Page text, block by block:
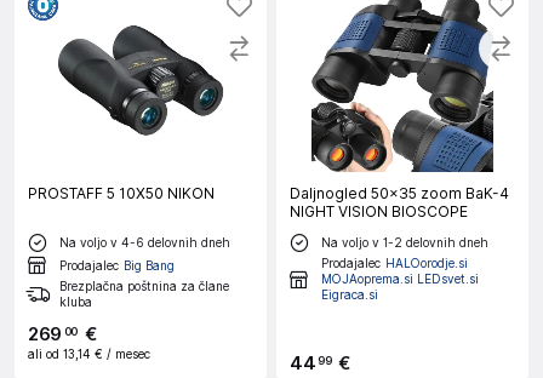
PROSTAFF 5 10X50 NIKON
Na voljo v 4-6 delovnih dneh
Prodajalec Big Bang
Brezplačna poštnina za člane
kluba
269 00 €
ali od 13,14 € / mesec
Daljnogled 50×35 zoom BaK-4
NIGHT VISION BIOSCOPE
Na voljo v 1-2 delovnih dneh
Prodajalec HALOorodje.si
MOJAoprema.si LEDsvet.si
Eigraca.si
4499 €